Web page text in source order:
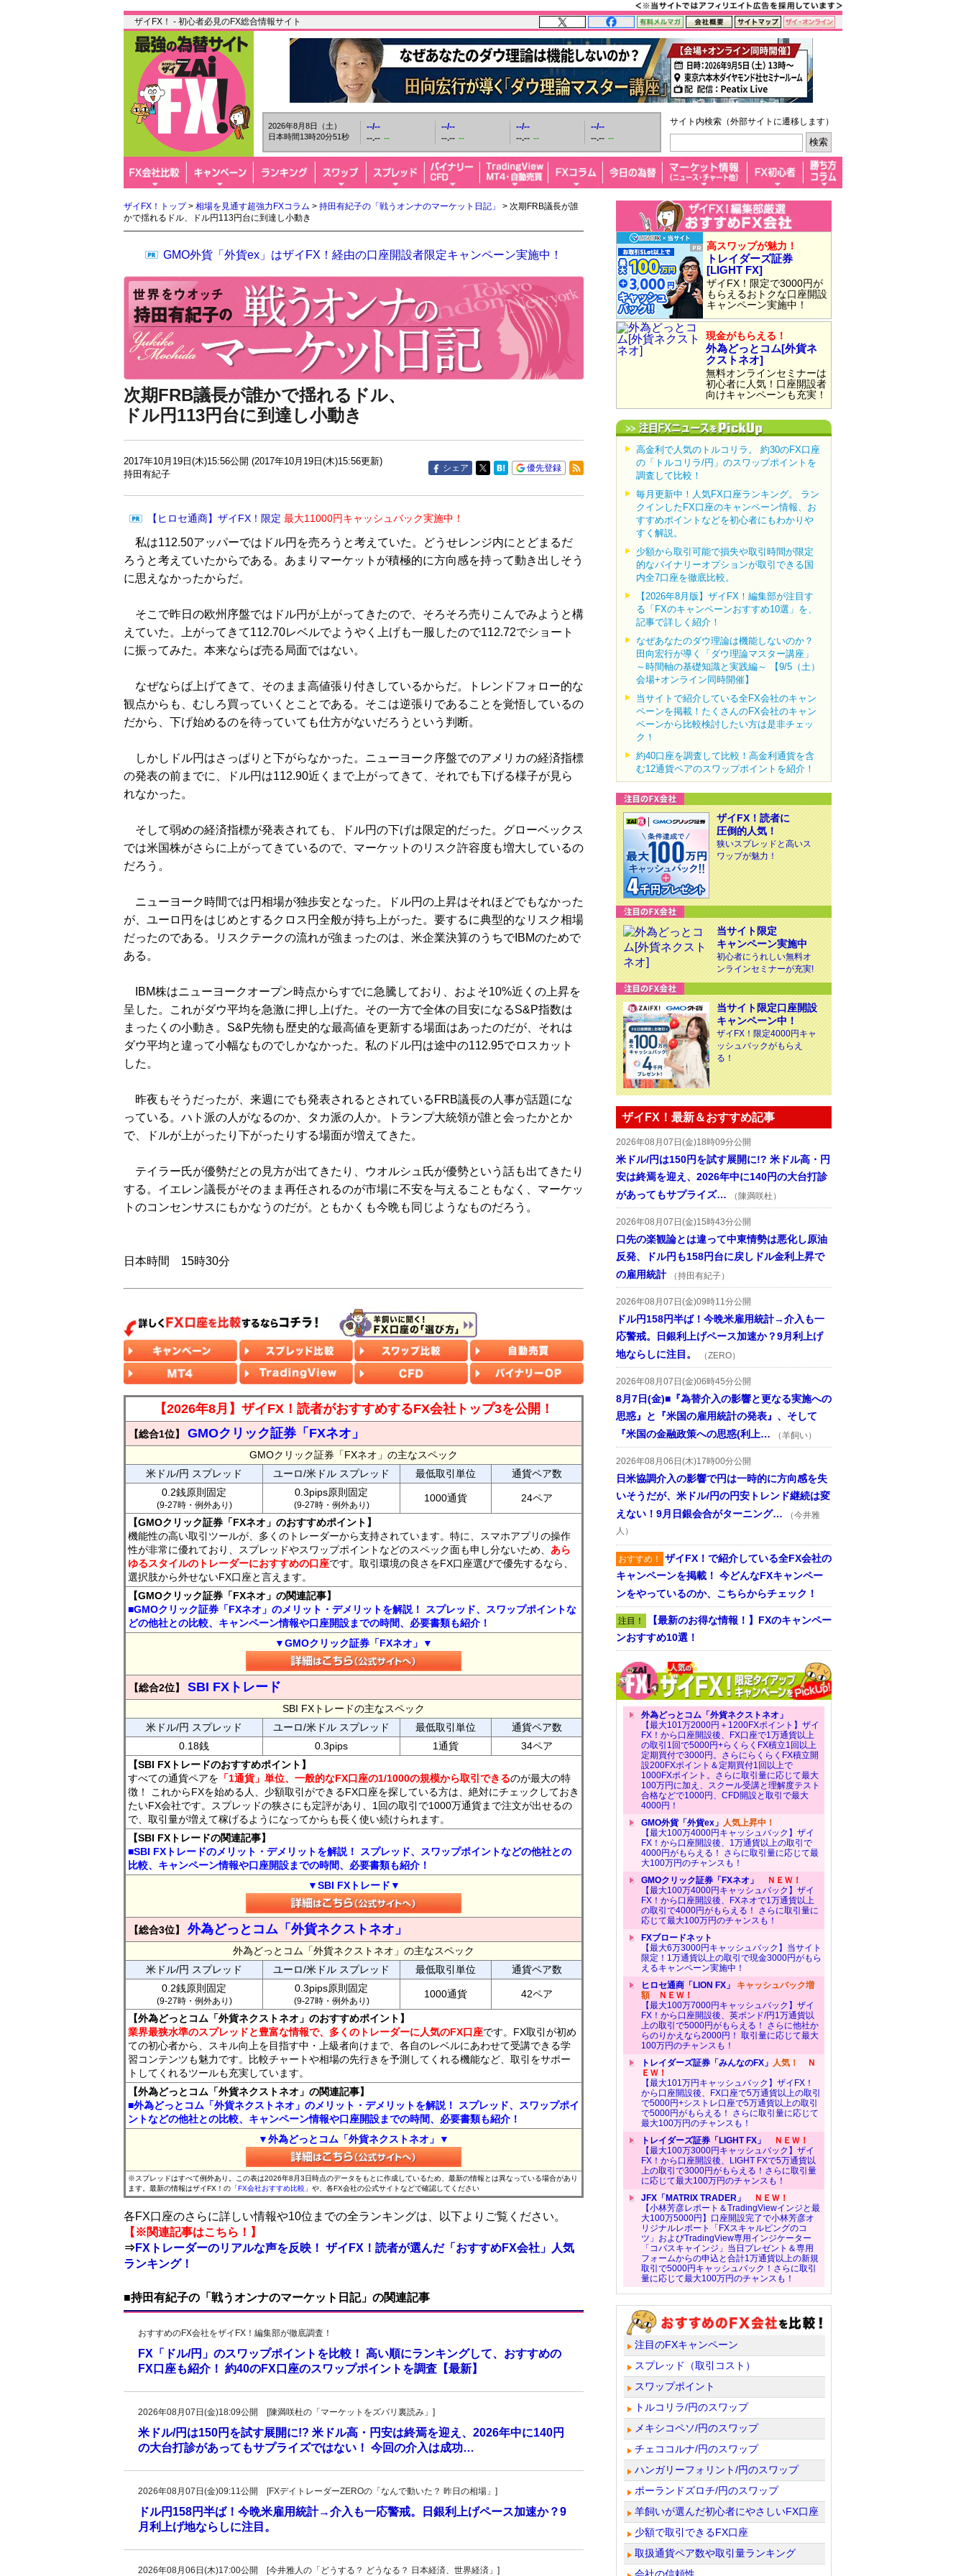
ザイFX！ - 初心者必見のFX総合情報サイト
2026年8月8日（土）
日本時間13時20分52秒
--/--
--.-- --
--/--
--.-- --
--/--
--.-- --
--/--
--.-- --
サイト内検索（外部サイトに遷移します）
ザイFX！トップ> 相場を見通す超強力FXコラム > 持田有紀子の「戦うオンナのマーケット日記」
> 次期FRB議長が誰
かで揺れるドル、ドル円113円台に到達し小動き
GMO外貨「外貨ex」はザイFX！経由の口座開設者限定キャンペーン実施中！
次期FRB議長が誰かで揺れるドル、
ドル円113円台に到達し小動き
2017年10月19日(木)15:56公開 (2017年10月19日(木)15:56更新)
持田有紀子
シェア 優先登録
【ヒロセ通商】ザイFX！限定 最大11000円キャッシュバック実施中！
私は112.50アッパーではドル円を売ろうと考えていた。どうせレンジ内にとどまるだ
ろうと考えていたからである。あまりマーケットが積極的に方向感を持って動き出しそう
に思えなかったからだ。
そこで昨日の欧州序盤ではドル円が上がってきたので、そろそろ売りこんでみようと構
えていた。上がってきて112.70レベルでようやく上げも一服したので112.72でショート
に振ってみた。本来ならば売る局面ではない。
なぜならば上げてきて、そのまま高値張り付きしているからだ。トレンドフォロー的な
観点からも、むしろ買っていくとことである。そこは逆張りであることを覚悟しているの
だから、下げ始めるのを待っていても仕方がないだろうという判断。
しかしドル円はさっぱりと下がらなかった。ニューヨーク序盤でのアメリカの経済指標
の発表の前までに、ドル円は112.90近くまで上がってきて、それでも下げる様子が見ら
れなかった。
そして弱めの経済指標が発表されても、ドル円の下げは限定的だった。グローベックス
では米国株がさらに上がってきているので、マーケットのリスク許容度も増大しているの
だろう。
ニューヨーク時間では円相場が独歩安となった。ドル円の上昇はそれほどでもなかった
が、ユーロ円をはじめとするクロス円全般が持ち上がった。要するに典型的なリスク相場
だったのである。リスクテークの流れが強まったのは、米企業決算のうちでIBMのためで
ある。
IBM株はニューヨークオープン時点からすでに急騰しており、およそ10%近くの上昇を
呈した。これがダウ平均を急激に押し上げた。その一方で全体の目安になるS&P指数は
まったくの小動き。S&P先物も歴史的な最高値を更新する場面はあったのだが、それは
ダウ平均と違って小幅なものでしかなかった。私のドル円は途中の112.95でロスカット
した。
昨夜もそうだったが、来週にでも発表されるとされているFRB議長の人事が話題にな
っている。ハト派の人がなるのか、タカ派の人か。トランプ大統領が誰と会ったかとか
で、ドルが上がったり下がったりする場面が増えてきた。
テイラー氏が優勢だとの見方が出てきたり、ウオルシュ氏が優勢という話も出てきたり
する。イエレン議長がそのまま再任されるのが市場に不安を与えることもなく、マーケッ
トのコンセンサスにもかなうのだが。ともかくも今晩も同じようなものだろう。
日本時間 15時30分
【2026年8月】ザイFX！読者がおすすめするFX会社トップ3を公開！
【総合1位】 GMOクリック証券「FXネオ」
GMOクリック証券「FXネオ」の主なスペック
米ドル/円 スプレッド
ユーロ/米ドル スプレッド 最低取引単位
通貨ペア数
0.2銭原則固定
(9-27時・例外あり)
0.3pips原則固定
(9-27時・例外あり)
1000通貨 24ペア
【GMOクリック証券「FXネオ」のおすすめポイント】
機能性の高い取引ツールが、多くのトレーダーから支持されています。特に、スマホアプリの操作
性が非常に優れており、スプレッドやスワップポイントなどのスペック面も申し分ないため、 あら
ゆるスタイルのトレーダーにおすすめの口座です。取引環境の良さをFX口座選びで優先するなら、
選択肢から外せないFX口座と言えます。
【GMOクリック証券「FXネオ」の関連記事】
■GMOクリック証券「FXネオ」のメリット・デメリットを解説！ スプレッド、スワップポイントな
どの他社との比較、キャンペーン情報や口座開設までの時間、必要書類も紹介！
▼GMOクリック証券「FXネオ」▼
【総合2位】 SBI FXトレード
SBI FXトレードの主なスペック
米ドル/円 スプレッド
ユーロ/米ドル スプレッド 最低取引単位
通貨ペア数
0.18銭
0.3pips 1通貨
34ペア
【SBI FXトレードのおすすめポイント】
すべての通貨ペアを 「1通貨」単位、一般的なFX口座の1/1000の規模から取引できるのが最大の特
徴！ これからFXを始める人、少額取引ができるFX口座を探している方は、絶対にチェックしておき
たいFX会社です。スプレッドの狭さにも定評があり、1回の取引で1000万通貨まで注文が出せるの
で、取引量が増えて稼げるようになってからも長く使い続けられます。
【SBI FXトレードの関連記事】
■SBI FXトレードのメリット・デメリットを解説！ スプレッド、スワップポイントなどの他社との
比較、キャンペーン情報や口座開設までの時間、必要書類も紹介！
▼SBI FXトレード▼
【総合3位】 外為どっとコム「外貨ネクストネオ」
外為どっとコム「外貨ネクストネオ」の主なスペック
米ドル/円 スプレッド
ユーロ/米ドル スプレッド 最低取引単位
通貨ペア数
0.2銭原則固定
(9-27時・例外あり)
0.3pips原則固定
(9-27時・例外あり)
1000通貨 42ペア
【外為どっとコム「外貨ネクストネオ」のおすすめポイント】
業界最狭水準のスプレッドと豊富な情報で、多くのトレーダーに人気のFX口座です。FX取引が初め
ての初心者から、スキル向上を目指す中・上級者向けまで、各自のレベルにあわせて受講できる学
習コンテンツも魅力です。比較チャートや相場の先行きを予測してくれる機能など、取引をサポー
トしてくれるツールも充実しています。
【外為どっとコム「外貨ネクストネオ」の関連記事】
■外為どっとコム「外貨ネクストネオ」のメリット・デメリットを解説！ スプレッド、スワップポイ
ントなどの他社との比較、キャンペーン情報や口座開設までの時間、必要書類も紹介！
▼外為どっとコム「外貨ネクストネオ」▼
※スプレッドはすべて例外あり。この表は2026年8月3日時点のデータをもとに作成しているため、最新の情報とは異なっている場合があり
ます。最新の情報はザイFX！の 「FX会社おすすめ比較」 や、各FX会社の公式サイトなどで確認してください
各FX口座のさらに詳しい情報や10位までの全ランキングは、以下よりご覧ください。
【※関連記事はこちら！】
⇒FXトレーダーのリアルな声を反映！ ザイFX！読者が選んだ「おすすめFX会社」人気
ランキング！
■持田有紀子の「戦うオンナのマーケット日記」の関連記事
おすすめのFX会社をザイFX！編集部が徹底調査！
FX「ドル/円」のスワップポイントを比較！ 高い順にランキングして、おすすめの
FX口座も紹介！ 約40のFX口座のスワップポイントを調査【最新】
2026年08月07日(金)18:09公開 [陳満咲杜の「マーケットをズバリ裏読み」]
米ドル/円は150円を試す展開に!? 米ドル高・円安は終焉を迎え、2026年中に140円
の大台打診があってもサプライズではない！ 今回の介入は成功…
2026年08月07日(金)09:11公開 [FXデイトレーダーZEROの「なんで動いた？ 昨日の相場」]
ドル円158円半ば！今晩米雇用統計→介入も一応警戒。日銀利上げペース加速か？9
月利上げ地ならしに注目。
2026年08月06日(木)17:00公開 [今井雅人の「どうする？ どうなる？ 日本経済、世界経済」]
高スワップが魅力！
トレイダーズ証券
[LIGHT FX]
ザイFX！限定で3000円が
もらえるおトクな口座開設
キャンペーン実施中！
現金がもらえる！
外為どっとコム[外貨ネ
クストネオ]
無料オンラインセミナーは
初心者に人気！口座開設者
向けキャンペーンも充実！
高金利で人気のトルコリラ。 約30のFX口座
の「トルコリラ/円」のスワップポイントを
調査して比較！
毎月更新中！人気FX口座ランキング。 ラン
クインしたFX口座のキャンペーン情報、お
すすめポイントなどを初心者にもわかりや
すく解説。
少額から取引可能で損失や取引時間が限定
的なバイナリーオプションが取引できる国
内全7口座を徹底比較。
【2026年8月版】ザイFX！編集部が注目す
る「FXのキャンペーンおすすめ10選」を、
記事で詳しく紹介！
なぜあなたのダウ理論は機能しないのか？
田向宏行が導く「ダウ理論マスター講座」
～時間軸の基礎知識と実践編～ 【9/5（土）
会場+オンライン同時開催】
当サイトで紹介している全FX会社のキャン
ペーンを掲載！たくさんのFX会社のキャン
ペーンから比較検討したい方は是非チェッ
ク！
約40口座を調査して比較！高金利通貨を含
む12通貨ペアのスワップポイントを紹介！
ザイFX！読者に
圧倒的人気！
狭いスプレッドと高いス
ワップが魅力！
当サイト限定
キャンペーン実施中
初心者にうれしい無料オ
ンラインセミナーが充実!
当サイト限定口座開設
キャンペーン中！
ザイFX！限定4000円キャ
ッシュバックがもらえ
る！
ザイFX！最新＆おすすめ記事
2026年08月07日(金)18時09分公開
米ドル/円は150円を試す展開に!? 米ドル高・円
安は終焉を迎え、2026年中に140円の大台打診
があってもサプライズ…
（陳満咲杜）
2026年08月07日(金)15時43分公開
口先の楽観論とは違って中東情勢は悪化し原油
反発、ドル円も158円台に戻しドル金利上昇で
の雇用統計
（持田有紀子）
2026年08月07日(金)09時11分公開
ドル円158円半ば！今晩米雇用統計→介入も一
応警戒。日銀利上げペース加速か？9月利上げ
地ならしに注目。
（ZERO）
2026年08月07日(金)06時45分公開
8月7日(金)■『為替介入の影響と更なる実施への
思惑』と『米国の雇用統計の発表』、そして
『米国の金融政策への思惑(利上…
（羊飼い）
2026年08月06日(木)17時00分公開
日米協調介入の影響で円は一時的に方向感を失
いそうだが、米ドル/円の円安トレンド継続は変
えない！9月日銀会合がターニング…
（今井雅
人）
おすすめ！ ザイFX！で紹介している全FX会社の
キャンペーンを掲載！ 今どんなFXキャンペー
ンをやっているのか、こちらからチェック！
注目！ 【最新のお得な情報！】FXのキャンペー
ンおすすめ10選！
外為どっとコム「外貨ネクストネオ」
【最大101万2000円＋1200FXポイント】ザイ
FX！から口座開設後、FX口座で1万通貨以上
の取引1回で5000円+らくらくFX積立1回以上
定期買付で3000円。さらにらくらくFX積立開
設200FXポイント＆定期買付1回以上で
1000FXポイント。さらに取引量に応じて最大
100万円に加え、スクール受講と理解度テスト
合格などで1000円、CFD開設と取引で最大
4000円！
GMO外貨「外貨ex」 人気上昇中！
【最大100万4000円キャッシュバック】ザイ
FX！から口座開設後、1万通貨以上の取引で
4000円がもらえる！ さらに取引量に応じて最
大100万円のチャンスも！
GMOクリック証券「FXネオ」
ＮＥＷ！
【最大100万4000円キャッシュバック】ザイ
FX！から口座開設後、FXネオで1万通貨以上
の取引で4000円がもらえる！ さらに取引量に
応じて最大100万円のチャンスも！
FXブロードネット
【最大6万3000円キャッシュバック】当サイト
限定！1万通貨以上の取引で現金3000円がもら
えるキャンペーン実施中！
ヒロセ通商「LION FX」 キャッシュバック増
額ＮＥＷ！
【最大100万7000円キャッシュバック】ザイ
FX！から口座開設後、英ポンド/円1万通貨以
上の取引で5000円がもらえる！ さらに他社か
らのりかえなら2000円！ 取引量に応じて最大
100万円のチャンスも！
トレイダーズ証券「みんなのFX」 人気！
Ｎ
ＥＷ！
【最大101万円キャッシュバック】ザイFX！
から口座開設後、FX口座で5万通貨以上の取引
で5000円+シストレ口座で5万通貨以上の取引
で5000円がもらえる！ さらに取引量に応じて
最大100万円のチャンスも！
トレイダーズ証券「LIGHT FX」
ＮＥＷ！
【最大100万3000円キャッシュバック】ザイ
FX！から口座開設後、LIGHT FXで5万通貨以
上の取引で3000円がもらえる！さらに取引量
に応じて最大100万円のチャンスも！
JFX「MATRIX TRADER」
ＮＥＷ！
【小林芳彦レポート＆TradingViewインジと最
大100万5000円】口座開設完了で小林芳彦オ
リジナルレポート「FXスキャルピングのコ
ツ」およびTradingView専用インジケーター
「コバスキャインジ」当日プレゼント＆専用
フォームからの申込と合計1万通貨以上の新規
取引で5000円キャッシュバック！さらに取引
量に応じて最大100万円のチャンスも！
注目のFXキャンペーン
スプレッド（取引コスト）
スワップポイント
トルコリラ/円のスワップ
メキシコペソ/円のスワップ
チェココルナ/円のスワップ
ハンガリーフォリント/円のスワップ
ポーランドズロチ/円のスワップ
羊飼いが選んだ初心者にやさしいFX口座
少額で取引できるFX口座
取扱通貨ペア数や取引量ランキング